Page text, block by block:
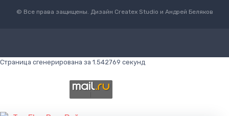
© Все права защищены. Дизайн Createx Studio и Андрей Беляков
Страница сгенерирована за 1.542769 секунд